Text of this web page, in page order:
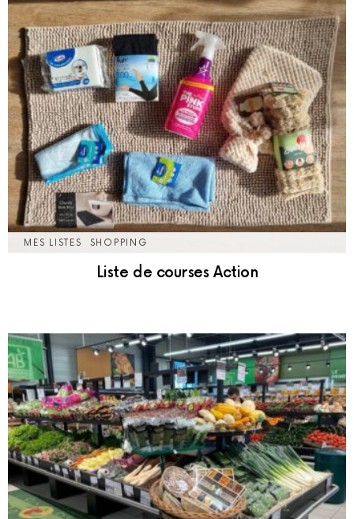
MES LISTES SHOPPING
Liste de courses Action